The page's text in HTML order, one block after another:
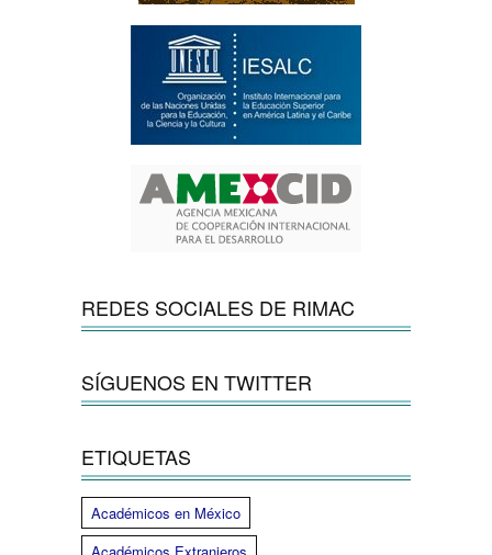
REDES SOCIALES DE RIMAC
SÍGUENOS EN TWITTER
ETIQUETAS
Académicos en México